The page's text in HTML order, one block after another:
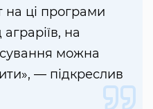
ці програми
на
можна
— підкреслив